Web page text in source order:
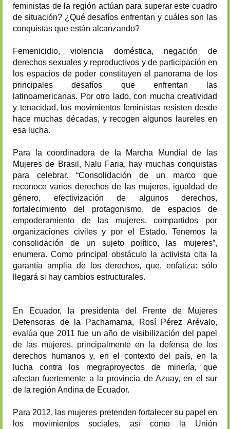
feministas de la región actúan para superar este cuadro
de situación? ¿Qué desafíos enfrentan y cuáles son las
conquistas que están alcanzando?
Femenicidio, violencia doméstica, negación de
derechos sexuales y reproductivos y de participación en
los espacios de poder constituyen el panorama de los
principales desafíos que enfrentan las
latinoamericanas. Por otro lado, con mucha creatividad
y tenacidad, los movimientos feministas resisten desde
hace muchas décadas, y recogen algunos laureles en
esa lucha.
Para la coordinadora de la Marcha Mundial de las
Mujeres de Brasil, Nalu Faria, hay muchas conquistas
para celebrar. “Consolidación de un marco que
reconoce varios derechos de las mujeres, igualdad de
género, efectivización de algunos derechos,
fortalecimiento del protagonismo, de espacios de
empoderamiento de las mujeres, compartidos por
organizaciones civiles y por el Estado. Tenemos la
consolidación de un sujeto político, las mujeres”,
enumera. Como principal obstáculo la activista cita la
garantía amplia de los derechos, que, enfatiza: sólo
llegará si hay cambios estructurales.
En Ecuador, la presidenta del Frente de Mujeres
Defensoras de la Pachamama, Rosí Pérez Arévalo,
evalúa que 2011 fue un año de visibilización del papel
de las mujeres, principalmente en la defensa de los
derechos humanos y, en el contexto del país, en la
lucha contra los megraproyectos de minería, que
afectan fuertemente a la provincia de Azuay, en el sur
de la región Andina de Ecuador.
Para 2012, las mujeres pretenden fortalecer su papel en
los movimientos sociales, así como la Unión